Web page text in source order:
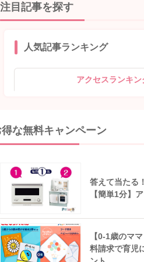
注目記事を探す
人気記事ランキング
アクセスランキン
得な無料キャンペーン
答えて当たる
【簡単1分】
【0-1歳のマ
料請求で育児